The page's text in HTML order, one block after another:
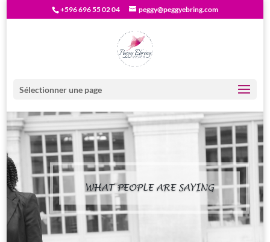
+596 696 55 02 04 peggy@peggyebring.com
Sélectionner une page
WHAT PEOPLE ARE SAYING